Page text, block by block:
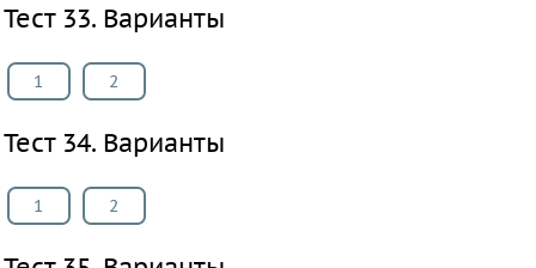
Тест 33. Варианты
1 2
Тест 34. Варианты
1 2